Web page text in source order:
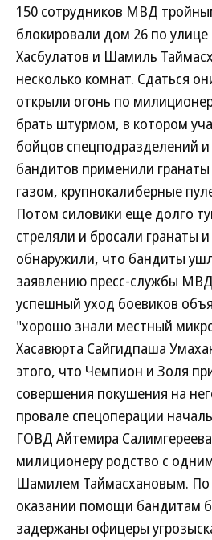
150 сотрудников МВД
блокировали дом 26 по
Хасбулатов и Шамиль
несколько комнат. Сдаться
открыли огонь по
брать штурмом, в котором
бойцов спецподразделений
бандитов применили
газом, крупнокалиберные
Потом силовики еще долго
стреляли и бросали гранаты
обнаружили, что бандиты
заявлению пресс-службы
успешный уход боевиков
"хорошо знали местный
Хасавюрта Сайгидпаша
этого, что Чемпион и Золя
совершения покушения на
провале спецоперации
ГОВД Айтемира
милиционеру родство с
Шамилем Таймасхановым.
оказании помощи бандитам
задержаны офицеры